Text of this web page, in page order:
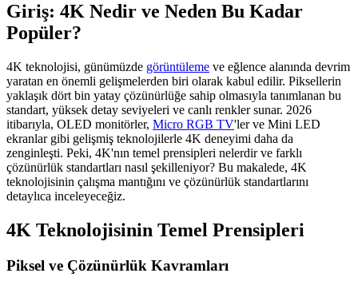
Giriş: 4K Nedir ve Neden Bu Kadar
Popüler?
4K teknolojisi, günümüzde görüntüleme ve eğlence alanında devrim
yaratan en önemli gelişmelerden biri olarak kabul edilir. Piksellerin
yaklaşık dört bin yatay çözünürlüğe sahip olmasıyla tanımlanan bu
standart, yüksek detay seviyeleri ve canlı renkler sunar. 2026
itibarıyla, OLED monitörler, Micro RGB TV'ler ve Mini LED
ekranlar gibi gelişmiş teknolojilerle 4K deneyimi daha da
zenginleşti. Peki, 4K'nın temel prensipleri nelerdir ve farklı
çözünürlük standartları nasıl şekilleniyor? Bu makalede, 4K
teknolojisinin çalışma mantığını ve çözünürlük standartlarını
detaylıca inceleyeceğiz.
4K Teknolojisinin Temel Prensipleri
Piksel ve Çözünürlük Kavramları